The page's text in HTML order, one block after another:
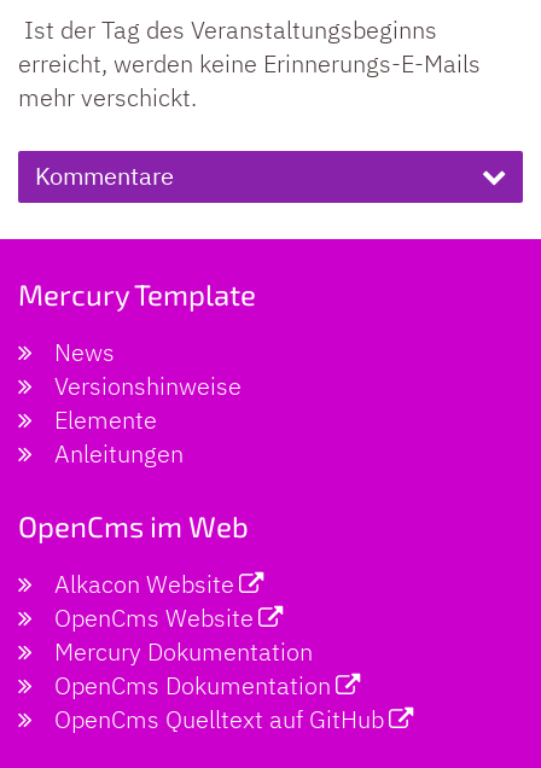
Ist der Tag des Veranstaltungsbeginns
erreicht, werden keine Erinnerungs-E-Mails
mehr verschickt.
Kommentare
Mercury Template
News
Versionshinweise
Elemente
Anleitungen
OpenCms im Web
Alkacon Website
OpenCms Website
Mercury Dokumentation
OpenCms Dokumentation
OpenCms Quelltext auf GitHub